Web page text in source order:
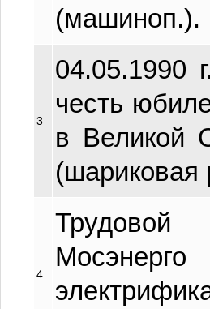
(машиноп.).
3
честь
в Великой
(шариковая
4